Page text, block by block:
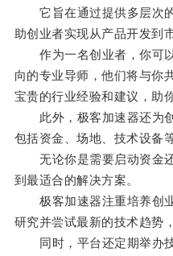
它旨在通过提供多层次的
助创业者实现从产品开发到
作为一名创业者，你可以
向的专业导师，他们将与你
宝贵的行业经验和建议，助
此外，极客加速器还为创
包括资金、场地、技术设备等
无论你是需要启动资金还
到最适合的解决方案。
极客加速器注重培养创业
研究并尝试最新的技术趋势
同时，平台还定期举办技